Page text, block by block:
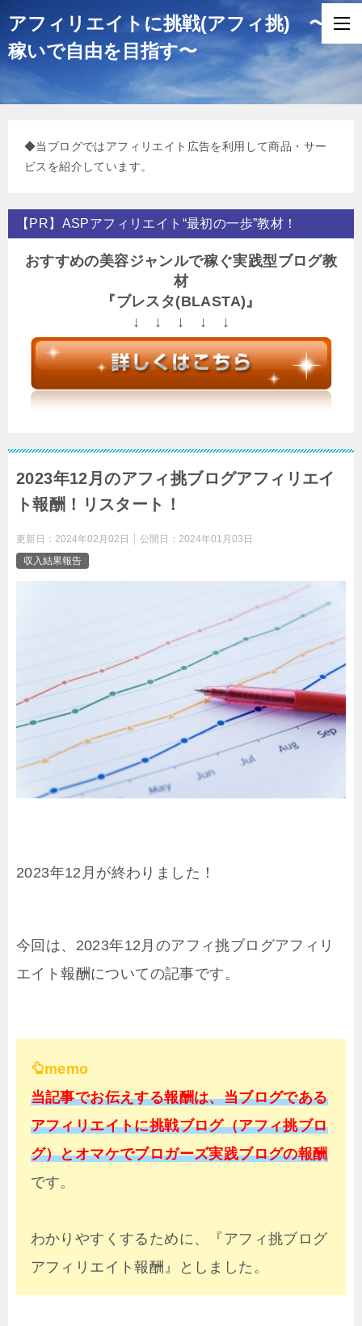
アフィリエイトに挑戦(アフィ挑) 〜
稼いで自由を目指す〜
◆当ブログではアフィリエイト広告を利用して商品・サー
ビスを紹介しています。
【PR】ASPアフィリエイト“最初の一歩”教材！
おすすめの美容ジャンルで稼ぐ実践型ブログ教
材
『ブレスタ(BLASTA)』
↓ ↓ ↓ ↓ ↓
2023年12月のアフィ挑ブログアフィリエイ
ト報酬！リスタート！
更新日： 2024年02月02日 公開日： 2024年01月03日
収入結果報告
2023年12月が終わりました！
今回は、2023年12月のアフィ挑ブログアフィリ
エイト報酬についての記事です。
memo
当記事でお伝えする報酬は、当ブログである
アフィリエイトに挑戦ブログ（アフィ挑ブロ
グ）とオマケでブロガーズ実践ブログの報酬
です。
わかりやすくするために、『アフィ挑ブログ
アフィリエイト報酬』としました。